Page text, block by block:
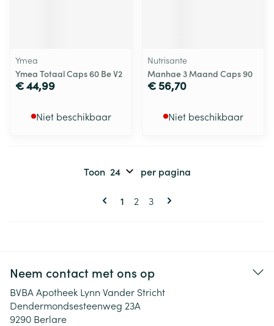
Ymea
Ymea Totaal Caps 60 Be V2
€ 44,99
Niet beschikbaar
Nutrisante
Manhae 3 Maand Caps 90
€ 56,70
Niet beschikbaar
Pagina's
U lees momenteel pagina
1 Pagina
2 Pagina
3
Toon per pagina
Neem contact met ons op
BVBA Apotheek Lynn Vander Stricht
Dendermondsesteenweg 23A
9290 Berlare